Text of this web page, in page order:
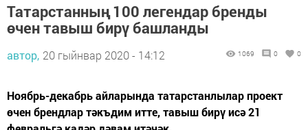
Татарстанның 100 легендар бренды
өчен тавыш бирү башланды
автор, 20 гыйнвар 2020 - 14:12 1069 0 0
Ноябрь-декабрь айларында татарстанлылар проект
өчен брендлар тәкъдим итте, тавыш бирү исә 21